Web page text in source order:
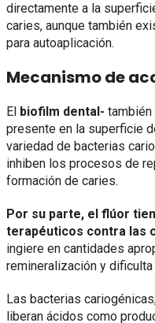
directamente a la
caries, aunque también
para autoaplicación.
Mecanismo de
El biofilm dental- también
presente en la superficie
variedad de bacterias
inhiben los procesos de
formación de caries.
Por su parte, el flúor
terapéuticos contra las
ingiere en cantidades
remineralización y
Las bacterias
liberan ácidos como